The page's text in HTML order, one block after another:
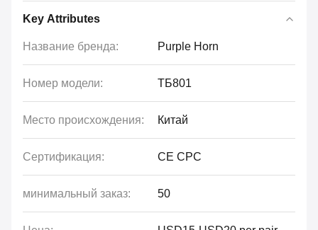
Key Attributes
Название бренда: Purple Horn
Номер модели: ТБ801
Место происхождения: Китай
Сертификация: CE CPC
минимальный заказ: 50